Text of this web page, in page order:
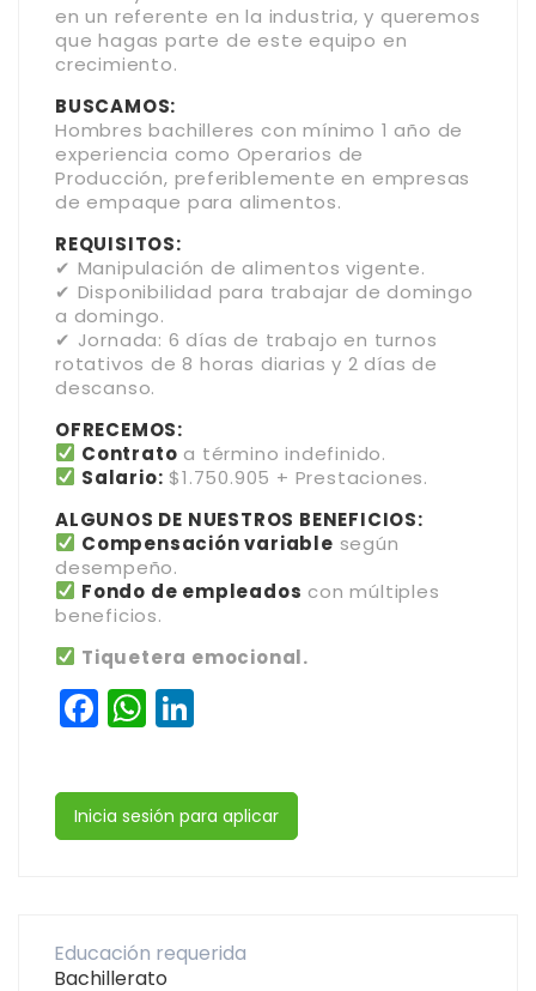
en un referente en la industria, y queremos
que hagas parte de este equipo en
crecimiento.
BUSCAMOS:
Hombres bachilleres con mínimo 1 año de
experiencia como Operarios de
Producción, preferiblemente en empresas
de empaque para alimentos.
REQUISITOS:
✔ Manipulación de alimentos vigente.
✔ Disponibilidad para trabajar de domingo
a domingo.
✔ Jornada: 6 días de trabajo en turnos
rotativos de 8 horas diarias y 2 días de
descanso.
OFRECEMOS:
Contrato a término indefinido.
Salario: $1.750.905 + Prestaciones.
ALGUNOS DE NUESTROS BENEFICIOS:
Compensación variable según
desempeño.
Fondo de empleados con múltiples
beneficios.
Tiquetera emocional.
Facebook
WhatsApp
Inicia sesión para aplicar
Educación requerida
Bachillerato